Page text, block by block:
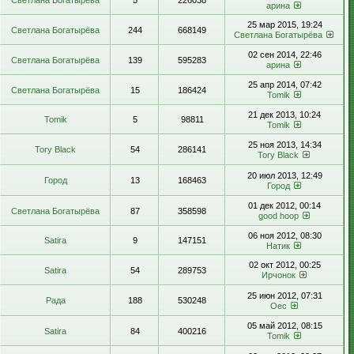
арина
Светлана Богатырёва 244 668149
25 мар 2015, 19:24
Светлана Богатырёва
Светлана Богатырёва 139 595283
02 сен 2014, 22:46
арина
Светлана Богатырёва 15 186424
25 апр 2014, 07:42
Tomik
Tomik 5 98811
21 дек 2013, 10:24
Tomik
Tory Black 54 286141
25 ноя 2013, 14:34
Tory Black
Город 13 168463
20 июл 2013, 12:49
Город
Светлана Богатырёва 87 358598
01 дек 2012, 00:14
good hoop
Satira 9 147151
06 ноя 2012, 08:30
Натик
Satira 54 289753
02 окт 2012, 00:25
Ирчонок
Рада 188 530248
25 июн 2012, 07:31
Оес
Satira 84 400216
05 май 2012, 08:15
Tomik